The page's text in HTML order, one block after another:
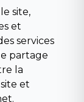
site,
et
services
partage
la
et